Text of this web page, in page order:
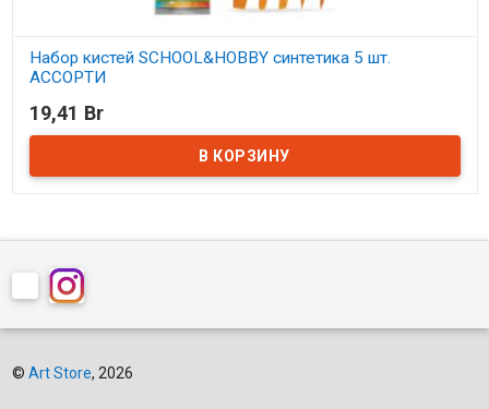
Набор кистей SCHOOL&HOBBY синтетика 5 шт.
АССОРТИ
В наличии
19,41 Br
© Art Store, 2026